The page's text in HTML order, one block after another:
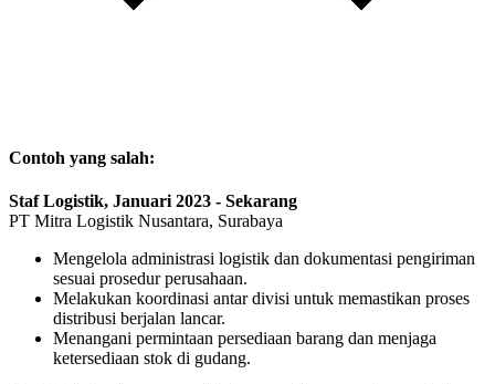
Contoh yang salah:
Staf Logistik, Januari 2023 - Sekarang
PT Mitra Logistik Nusantara, Surabaya
Mengelola administrasi logistik dan dokumentasi pengiriman
sesuai prosedur perusahaan.
Melakukan koordinasi antar divisi untuk memastikan proses
distribusi berjalan lancar.
Menangani permintaan persediaan barang dan menjaga
ketersediaan stok di gudang.